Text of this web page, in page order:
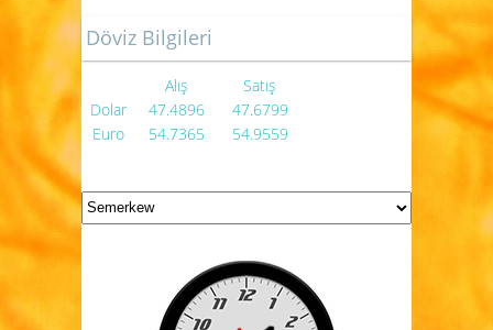
Döviz Bilgileri
Alış
Satış
Dolar
47.4896
47.6799
Euro
54.7365 54.9559